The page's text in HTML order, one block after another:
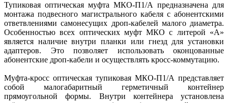
Тупиковая оптическая муфта МКО-П1/А предназначена для
монтажа подвесного магистрального кабеля с абонентскими
ответвлениями самонесущих дроп-кабелей малого диаметра.
Особенностью всех оптических муфт МКО с литерой «А»
является наличие внутри планки или гнезд для установки
адаптеров. Это позволяет использовать оконцованные
абонентские дроп-кабели и осуществлять кросс-коммутацию.
Муфта-кросс оптическая тупиковая МКО-П1/А представляет
собой малогабаритный герметичный контейнер
прямоугольной формы. Внутри контейнера установлена